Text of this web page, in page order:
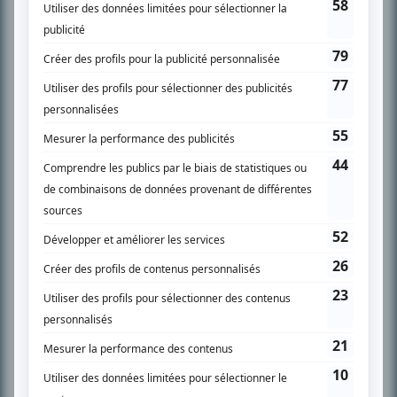
SUR LE RÉSEAU BIZZ MÉDIA
PLAN DU SITE
Accueil
Liste des oeuvres
Recherche avancée
À propos
Nous contacter
Termes et conditions
Politique de confidentialité
Gestion du consentement